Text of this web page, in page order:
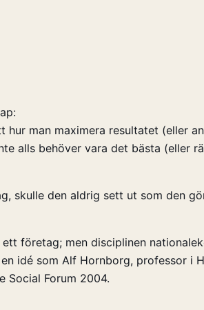
hur man maximera resultatet (eller
alls behöver vara det bästa (eller
skulle den aldrig sett ut som den
företag; men disciplinen
idé som Alf Hornborg, professor i
Social Forum 2004.